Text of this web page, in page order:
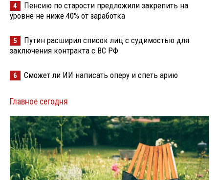
4
Пенсию по старости предложили закрепить на
уровне не ниже 40% от заработка
5
Путин расширил список лиц с судимостью для
заключения контракта с ВС РФ
6 Сможет ли ИИ написать оперу и спеть арию
Главное сегодня